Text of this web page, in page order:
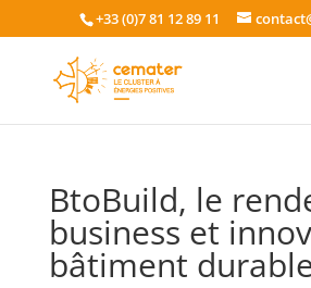
+33 (0)7 81 12 89 11
BtoBuild, le
business et
bâtiment